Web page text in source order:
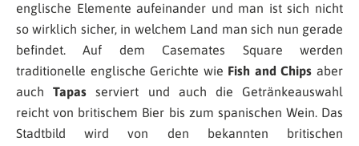
englische Elemente aufeinander und man ist sich nicht
so wirklich sicher, in welchem Land man sich nun gerade
befindet. Auf dem Casemates Square werden
traditionelle englische Gerichte wie Fish and Chips aber
auchTapas serviert und auch die Getränkeauswahl
reicht von britischem Bier bis zum spanischen Wein. Das
Stadtbild wird von den bekannten britischen